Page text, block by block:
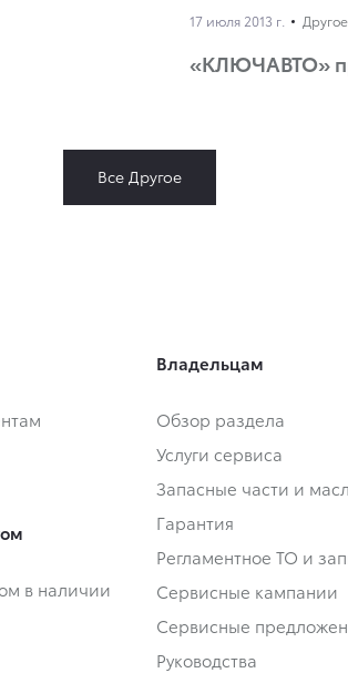
17 июля 2013 г. Другое
«КЛЮЧАВТО»
Все Другое
в наличии
Владельцам
Обзор раздела
Услуги сервиса
Запасные части и
Гарантия
Регламентное ТО и
Сервисные кампании
Сервисные
Руководства